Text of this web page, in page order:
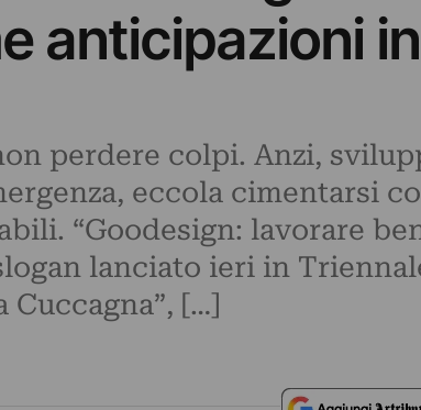
anticipazioni in
perdere colpi. Anzi,
eccola cimentarsi
“Goodesign: lavorare
lanciato ieri in
Cuccagna”, […]